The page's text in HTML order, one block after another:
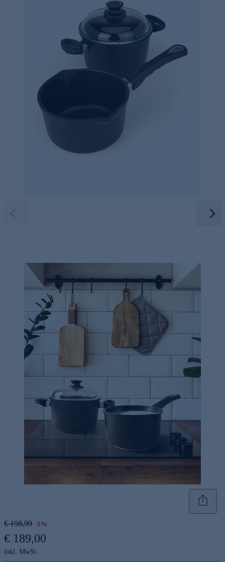
€ 198,99 -5%
€ 189,00
inkl. MwSt.